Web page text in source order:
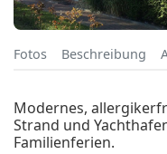
Fotos Beschreibung
Modernes,
Strand und
Familienferien.